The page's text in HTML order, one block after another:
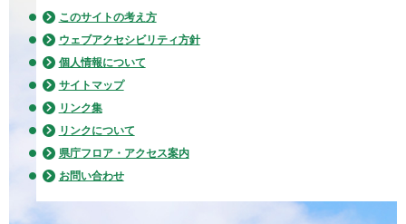
このサイトの考え方
ウェブアクセシビリティ方針
個人情報について
サイトマップ
リンク集
リンクについて
県庁フロア・アクセス案内
お問い合わせ